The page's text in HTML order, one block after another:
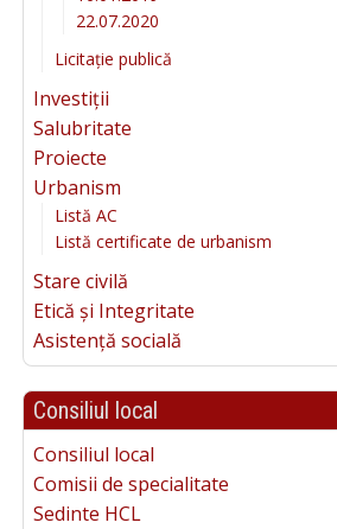
22.07.2020
Licitație publică
Investiții
Salubritate
Proiecte
Urbanism
Listă AC
Listă certificate de urbanism
Stare civilă
Etică și Integritate
Asistență socială
Consiliul local
Consiliul local
Comisii de specialitate
Sedinte HCL